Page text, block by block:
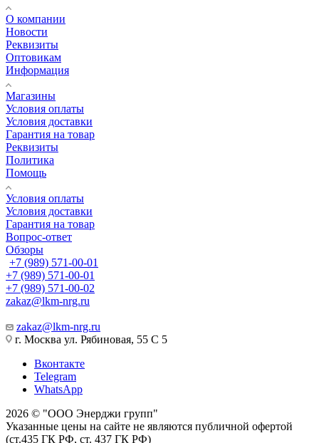
О компании
Новости
Реквизиты
Оптовикам
Информация
Магазины
Условия оплаты
Условия доставки
Гарантия на товар
Реквизиты
Политика
Помощь
Условия оплаты
Условия доставки
Гарантия на товар
Вопрос-ответ
Обзоры
+7 (989) 571-00-01
+7 (989) 571-00-01
+7 (989) 571-00-02
zakaz@lkm-nrg.ru
zakaz@lkm-nrg.ru
г. Москва ул. Рябиновая, 55 С 5
Вконтакте
Telegram
WhatsApp
2026 © "ООО Энерджи групп"
Указанные цены на сайте не являются публичной офертой
(ст.435 ГК РФ, cт. 437 ГК РФ)